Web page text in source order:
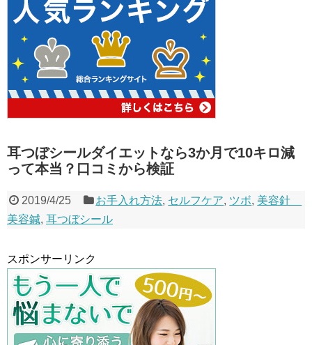
耳つぼシールダイエットなら3か月で10キロ減
って本当？口コミから検証
2019/4/25 お手入れ方法, セルフケア, ツボ, 美容針
美容鍼, 耳つぼシール
スポンサーリンク